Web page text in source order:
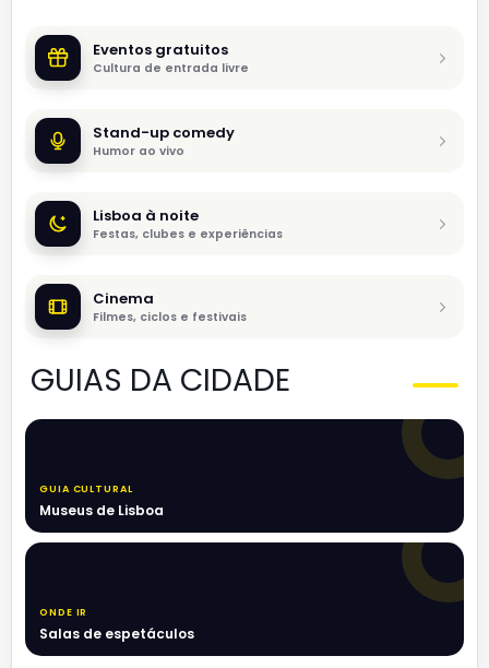
Eventos gratuitos
Cultura de entrada livre
Stand-up comedy
Humor ao vivo
Lisboa à noite
Festas, clubes e experiências
Cinema
Filmes, ciclos e festivais
GUIAS DA CIDADE
GUIA CULTURAL
Museus de Lisboa
ONDE IR
Salas de espetáculos